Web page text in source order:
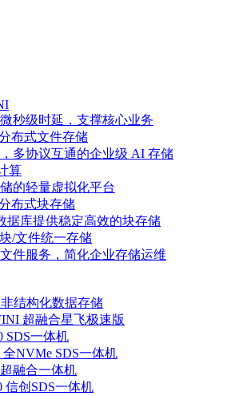
秒级时延，支撑核心业务
布式文件存储
多协议互通的企业级 AI 存储
算
的轻量虚拟化平台
布式块存储
据库提供稳定高效的块存储
/文件统一存储
件服务，简化企业存储运维
结构化数据存储
超融合星飞极速版
SDS一体机
NVMe SDS一体机
融合一体机
信创SDS一体机